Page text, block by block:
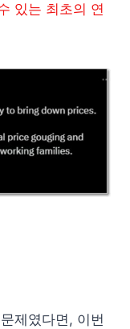
있는 최초의 연
제였다면, 이번